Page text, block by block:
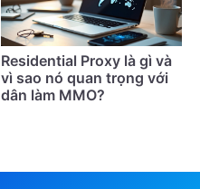
Residential Proxy là gì và
vì sao nó quan trọng với
dân làm MMO?